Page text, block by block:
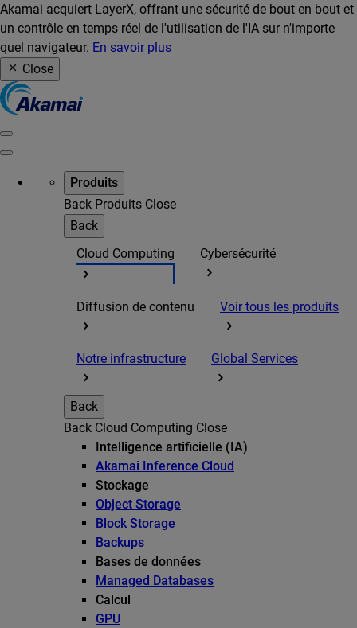
Akamai acquiert LayerX, offrant une sécurité de bout en bout et
un contrôle en temps réel de l'utilisation de l'IA sur n'importe
quel navigateur. En savoir plus
Close
Produits
Back Produits Close
Back
Cloud Computing
Cybersécurité
Diffusion de contenu Voir tous les produits
Notre infrastructure Global Services
Back
Back Cloud Computing Close
Intelligence artificielle (IA)
Akamai Inference Cloud
Stockage
Object Storage
Block Storage
Backups
Bases de données
Managed Databases
Calcul
GPU